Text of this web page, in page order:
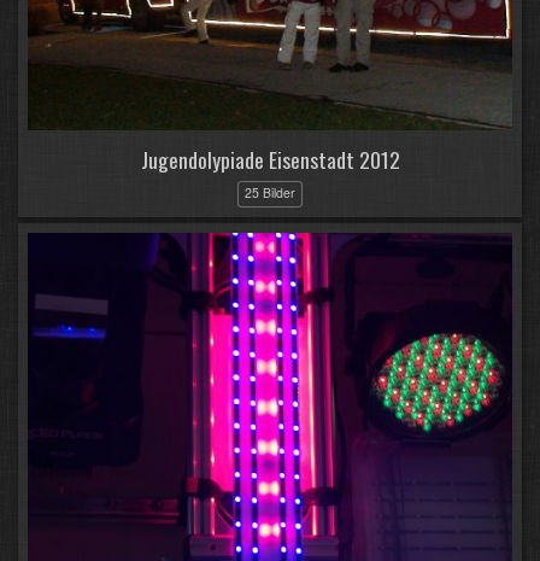
Jugendolypiade Eisenstadt 2012
25 Bilder